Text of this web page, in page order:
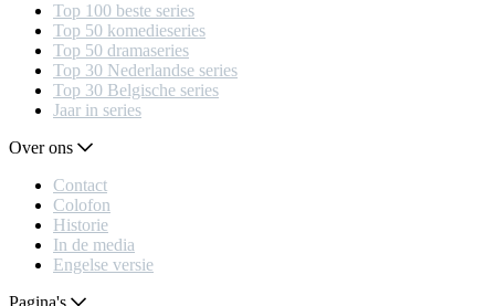
Top 100 beste series
Top 50 komedieseries
Top 50 dramaseries
Top 30 Nederlandse series
Top 30 Belgische series
Jaar in series
Over ons
Contact
Colofon
Historie
In de media
Engelse versie